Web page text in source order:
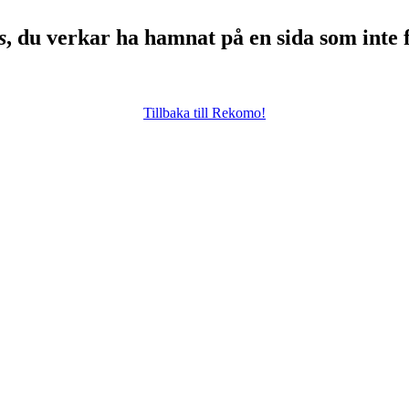
, du verkar ha hamnat på en sida som inte
Tillbaka till Rekomo!